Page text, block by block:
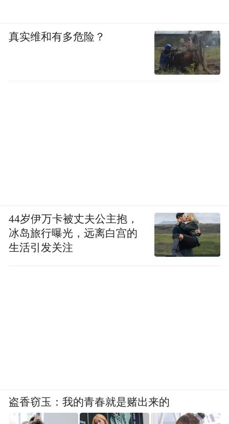
真实维和有多危险？
44岁伊万卡被丈夫公主抱，
冰岛旅行曝光，远离白宫的
生活引发关注
盗香窃玉：我的青春就是赌出来的